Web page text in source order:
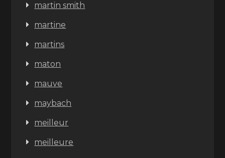
martin smith
martine
martins
maton
mauve
maybach
meilleur
meilleure